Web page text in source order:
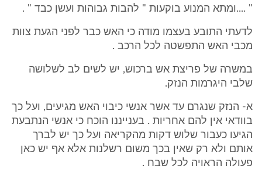
" ....ומתא המנוע בוקעות " להבות גבוהות ועשן כבד " .
לדעתי התובע בעצמו מודה כי האש כבר לפני הגעת צוות
מכבי האש התפשטה לכל הרכב .
במשרה של פריצת אש ברכוש, יש לשים לב לשלושה
שלבי היגרמות הנזק.
א- הנזק שנגרם עד אשר אנשי כיבוי האש מגיעים, ועל כך
בוודאי אין להם אחריות . בענייננו הוכח כי אנשי הנתבעת
הגיעו כעבור שלוש דקות מהקריאה ועל כך יש לברך
אותם ולא רק שאין בכך משום רשלנות אלא אף יש כאן
פעולה הראויה לכל שבח .